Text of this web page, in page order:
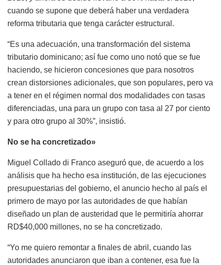
cuando se supone que deberá haber una verdadera
reforma tributaria que tenga carácter estructural.
“Es una adecuación, una transformación del sistema
tributario dominicano; así fue como uno notó que se fue
haciendo, se hicieron concesiones que para nosotros
crean distorsiones adicionales, que son populares, pero va
a tener en el régimen normal dos modalidades con tasas
diferenciadas, una para un grupo con tasa al 27 por ciento
y para otro grupo al 30%”, insistió.
No se ha concretizado»
Miguel Collado di Franco aseguró que, de acuerdo a los
análisis que ha hecho esa institución, de las ejecuciones
presupuestarias del gobierno, el anuncio hecho al país el
primero de mayo por las autoridades de que habían
diseñado un plan de austeridad que le permitiría ahorrar
RD$40,000 millones, no se ha concretizado.
“Yo me quiero remontar a finales de abril, cuando las
autoridades anunciaron que iban a contener, esa fue la